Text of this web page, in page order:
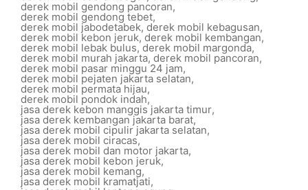
derek mobil gendong pancoran,
derek mobil gendong tebet,
derek mobil jabodetabek, derek mobil kebagusan,
derek mobil kebon jeruk,derek mobil kembangan,
derek mobil lebak bulus,derek mobil margonda,
derek mobil murah jakarta, derek mobil pancoran,
derek mobil pasar minggu 24 jam,
derek mobil pejaten jakarta selatan,
derek mobil permata hijau,
derek mobil pondok indah,
jasa derek kebon manggis jakarta timur,
jasa derek kembangan jakarta barat,
jasa derek mobil cipulir jakarta selatan,
jasa derek mobil ciracas,
jasa derek mobil dan motor jakarta,
jasa derek mobil kebon jeruk,
jasa derek mobil kemang,
jasa derek mobil kramatjati,